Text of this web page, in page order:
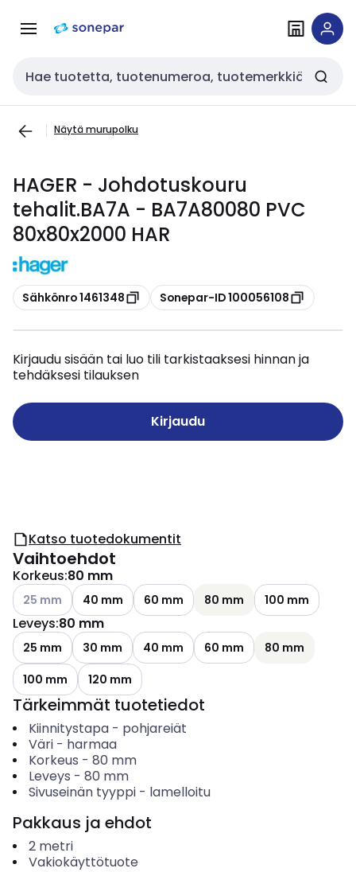
navigointiinsisältöön
Haku
Näytä murupolku
HAGER - Johdotuskouru
tehalit.BA7A - BA7A80080 PVC
80x80x2000 HAR
Kopioi
Sähkönro 1461348 Kopioi
Sonepar-ID 100056108
Kirjaudu sisään tai luo tili tarkistaaksesi hinnan ja
tehdäksesi tilauksen
Kirjaudu
Katso tuotedokumentit
Vaihtoehdot
Korkeus:80 mm
Katso käytettävissä olevat vaihtoehdot
25 mm 40 mm 60 mm 80 mm 100 mm
Leveys:80 mm
25 mm 30 mm 40 mm 60 mm
80 mm
100 mm
120 mm
Tärkeimmät tuotetiedot
Kiinnitystapa- pohjareiät
Väri- harmaa
Korkeus - 80 mm
Leveys - 80 mm
Sivuseinän tyyppi- lamelloitu
Pakkaus ja ehdot
2 metri
Vakiokäyttötuote